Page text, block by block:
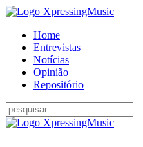
Home
Entrevistas
Notícias
Opinião
Repositório